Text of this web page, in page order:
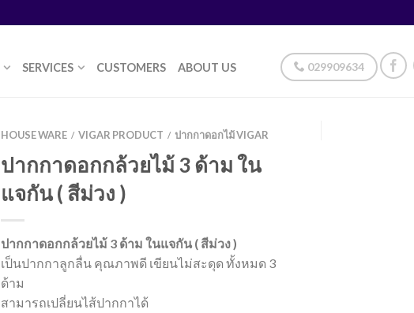
SERVICES CUSTOMERS ABOUT US 029909634
HOUSE WARE / VIGAR PRODUCT / ปากกาดอกไม้ VIGAR
ปากกาดอกกล้วยไม้ 3 ด้าม ใน
แจกัน ( สีม่วง )
ปากกาดอกกล้วยไม้ 3 ด้าม ในแจกัน ( สีม่วง )
เป็นปากกาลูกลื่น คุณภาพดี เขียนไม่สะดุด ทั้งหมด 3
ด้าม
สามารถเปลี่ยนไส้ปากกาได้